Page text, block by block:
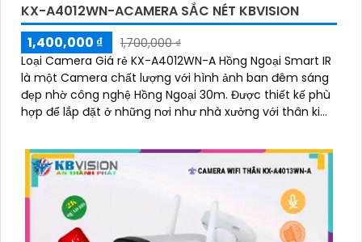
KX-A4012WN-ACAMERA SẮC NÉT KBVISION
1,400,000 ₫
1,700,000 ₫
Loại Camera Giá rẻ KX-A4012WN-A Hồng Ngoại Smart IR
là một Camera chất lượng với hình ảnh ban đêm sáng
đẹp nhờ công nghệ Hồng Ngoại 30m. Được thiết kế phù
hợp để lắp đặt ở những nơi như nhà xưởng với thân kim